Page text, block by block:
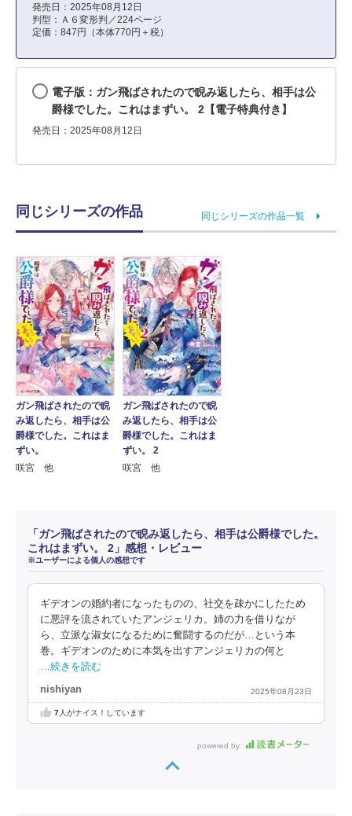
発売日：2025年08月12日
判型：Ａ６変形判／224ページ
定価：847円（本体770円＋税）
電子版：ガン飛ばされたので睨み返したら、相手は公
爵様でした。これはまずい。 2【電子特典付き】
発売日：2025年08月12日
同じシリーズの作品 同じシリーズの作品一覧
ガン飛ばされたので睨
み返したら、相手は公
爵様でした。これはま
ずい。
咲宮 他
ガン飛ばされたので睨
み返したら、相手は公
爵様でした。これはま
ずい。 2
咲宮 他
「ガン飛ばされたので睨み返したら、相手は公爵様でした。
これはまずい。 2」感想・レビュー
※ユーザーによる個人の感想です
ギデオンの婚約者になったものの、社交を疎かにしたため
に悪評を流されていたアンジェリカ。姉の力を借りなが
ら、立派な淑女になるために奮闘するのだが…という本
巻。ギデオンのために本気を出すアンジェリカの何と
…続きを読む
nishiyan 2025年08月23日
7人がナイス！しています
powered by